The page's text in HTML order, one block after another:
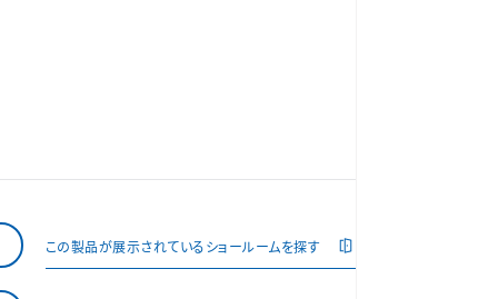
この製品が展示されているショールームを探す